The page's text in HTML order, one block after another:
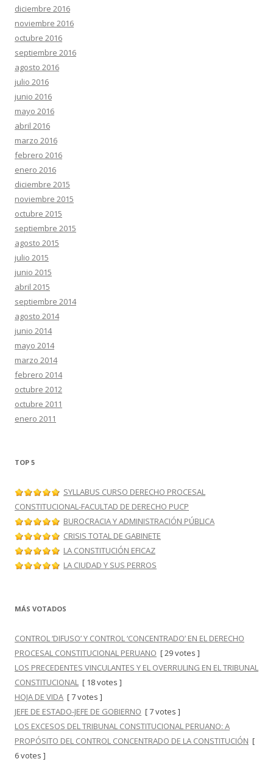
diciembre 2016
noviembre 2016
octubre 2016
septiembre 2016
agosto 2016
julio 2016
junio 2016
mayo 2016
abril 2016
marzo 2016
febrero 2016
enero 2016
diciembre 2015
noviembre 2015
octubre 2015
septiembre 2015
agosto 2015
julio 2015
junio 2015
abril 2015
septiembre 2014
agosto 2014
junio 2014
mayo 2014
marzo 2014
febrero 2014
octubre 2012
octubre 2011
enero 2011
TOP 5
SYLLABUS CURSO DERECHO PROCESAL
CONSTITUCIONAL-FACULTAD DE DERECHO PUCP
BUROCRACIA Y ADMINISTRACIÓN PÚBLICA
CRISIS TOTAL DE GABINETE
LA CONSTITUCIÓN EFICAZ
LA CIUDAD Y SUS PERROS
MÁS VOTADOS
CONTROL ‘DIFUSO’ Y CONTROL ‘CONCENTRADO’ EN EL DERECHO
PROCESAL CONSTITUCIONAL PERUANO [ 29 votes ]
LOS PRECEDENTES VINCULANTES Y EL OVERRULING EN EL TRIBUNAL
CONSTITUCIONAL [ 18 votes ]
HOJA DE VIDA [ 7 votes ]
JEFE DE ESTADO-JEFE DE GOBIERNO [ 7 votes ]
LOS EXCESOS DEL TRIBUNAL CONSTITUCIONAL PERUANO: A
PROPÓSITO DEL CONTROL CONCENTRADO DE LA CONSTITUCIÓN [
6 votes ]